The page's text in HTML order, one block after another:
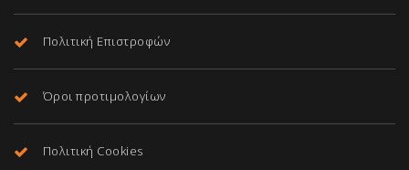
Πολιτική Επιστροφών
Όροι προτιμολογίων
Πολιτική Cookies